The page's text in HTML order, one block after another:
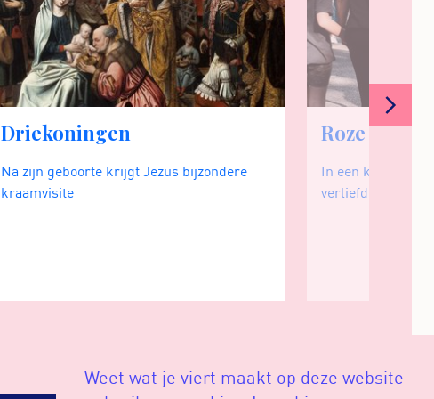
Driekoningen
Na zijn geboorte krijgt Jezus bijzondere
kraamvisite
Roze
In een kleurrijke
verliefd mag zijn
Weet wat je viert maakt op deze website